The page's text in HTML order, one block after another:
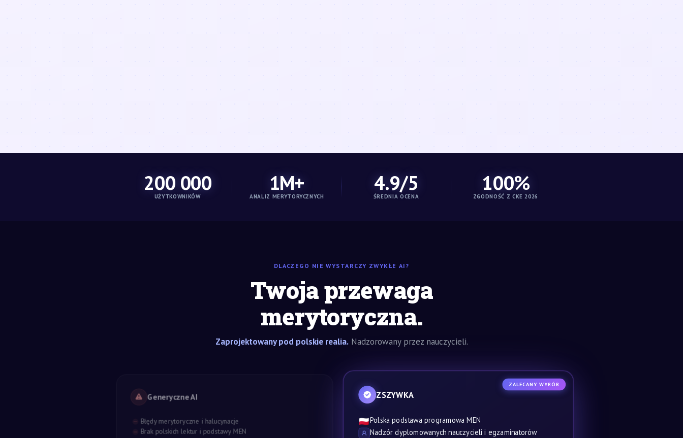
200 000
UŻYTKOWNIKÓW
1M+
ANALIZ MERYTORYCZNYCH
4.9/5
ŚREDNIA OCENA
100%
ZGODNOŚĆ Z CKE 2026
DLACZEGO NIE WYSTARCZY ZWYKŁE AI?
Twoja przewaga
merytoryczna.
Zaprojektowany pod polskie realia.Nadzorowany przez nauczycieli.
Generyczne AI
Błędy merytoryczne i halucynacje
Brak polskich lektur i podstawy MEN
ZALECANY WYBÓR
ZSZYWKA
🇵🇱Polska podstawa programowa MEN
Nadzór dyplomowanych nauczycieli i egzaminatorów